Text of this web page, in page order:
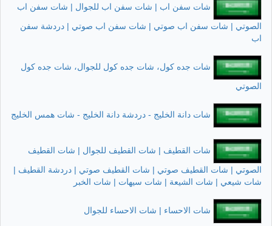
شات سفن اب | شات سفن اب للجوال | شات سفن اب
الصوتي | شات سفن اب صوتي | شات سفن اب صوتي | دردشة سفن
اب
شات جده كول، شات جده كول للجوال، شات جده كول
الصوتي
شات دانة الخليج - دردشة دانة الخليج - شات همس الخليج
شات القطيف | شات القطيف للجوال | شات القطيف
الصوتي | شات القطيف صوتي | شات القطيف صوتي | دردشة القطيف |
شات شيعي | شات الشيعة | شات سيهات | شات الخبر
شات الاحساء | شات الاحساء للجوال